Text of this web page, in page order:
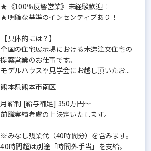
★《100％反響営業》未経験歓迎！
★明確な基準のインセンティブあり！
【具体的には？】
全国の住宅展示場における木造注文住宅の
提案営業のお仕事です。
モデルハウスや見学会にお越し頂いたお...
熊本県熊本市南区
月給制 [給与補足] 350万円～
前職実績考慮の上決定いたします。
※みなし残業代（40時間分）を含みます。
40時間超は別途「時間外手当」を支給。